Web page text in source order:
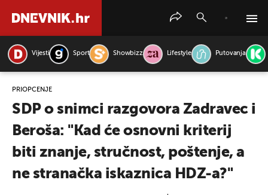
Vijesti Sport Showbizz Lifestyle Putovanja
PRIOPĆENJE
SDP o snimci razgovora Zadravec i
Beroša: "Kad će osnovni kriterij
biti znanje, stručnost, poštenje, a
ne stranačka iskaznica HDZ-a?"
PRETRAŽITE VIJESTI